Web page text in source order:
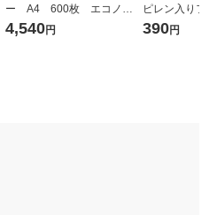
ー A4 600枚 エコノミ
ースリム ファイル オリジ
ナル
4,540円
ピレン入りフ
ス スタンダー
390円